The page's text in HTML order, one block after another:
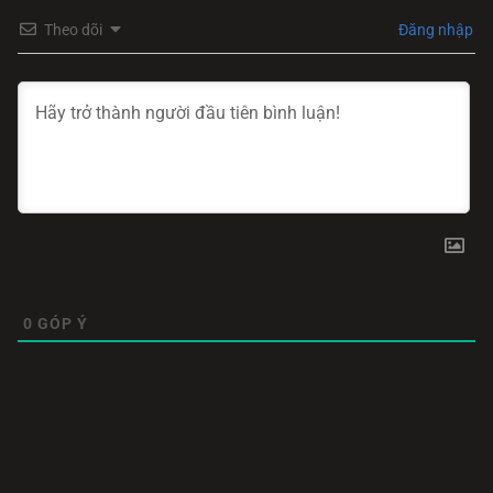
Theo dõi Đăng nhập
0 GÓP Ý